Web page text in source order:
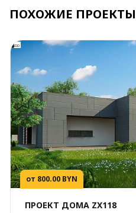
ПОХОЖИЕ ПРОЕКТЫ
от 800.00 BYN
ПРОЕКТ ДОМА ZX118